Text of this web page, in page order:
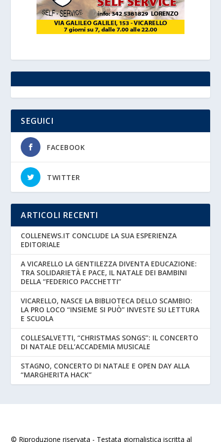
SEGUICI
FACEBOOK
TWITTER
ARTICOLI RECENTI
COLLENEWS.IT CONCLUDE LA SUA ESPERIENZA
EDITORIALE
A VICARELLO LA GENTILEZZA DIVENTA EDUCAZIONE:
TRA SOLIDARIETÀ E PACE, IL NATALE DEI BAMBINI
DELLA “FEDERICO PACCHETTI”
VICARELLO, NASCE LA BIBLIOTECA DELLO SCAMBIO:
LA PRO LOCO “INSIEME SI PUÒ” INVESTE SU LETTURA
E SCUOLA
COLLESALVETTI, “CHRISTMAS SONGS”: IL CONCERTO
DI NATALE DELL’ACCADEMIA MUSICALE
STAGNO, CONCERTO DI NATALE E OPEN DAY ALLA
“MARGHERITA HACK”
© Riproduzione riservata - Testata giornalistica iscritta al